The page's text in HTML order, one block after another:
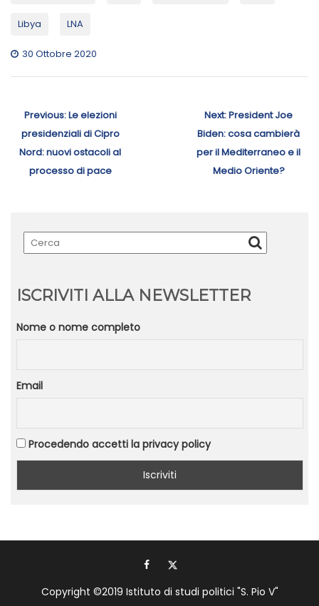
Libya LNA
30 Ottobre 2020
articoli
Previous:Previous
post:
Le elezioni
presidenziali di Cipro
Nord: nuovi ostacoli al
processo di pace
Next:Next
post:
President Joe
Biden: cosa cambierà
per il Mediterraneo e il
Medio Oriente?
ISCRIVITI ALLA NEWSLETTER
Nome o nome completo
Email
Procedendo accetti la privacy policy
Copyright ©2019 Istituto di studi politici "S. Pio V"